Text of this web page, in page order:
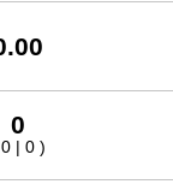
0
| 0 )